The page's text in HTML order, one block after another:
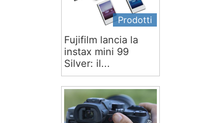
Prodotti
Fujifilm lancia la
instax mini 99
Silver: il...